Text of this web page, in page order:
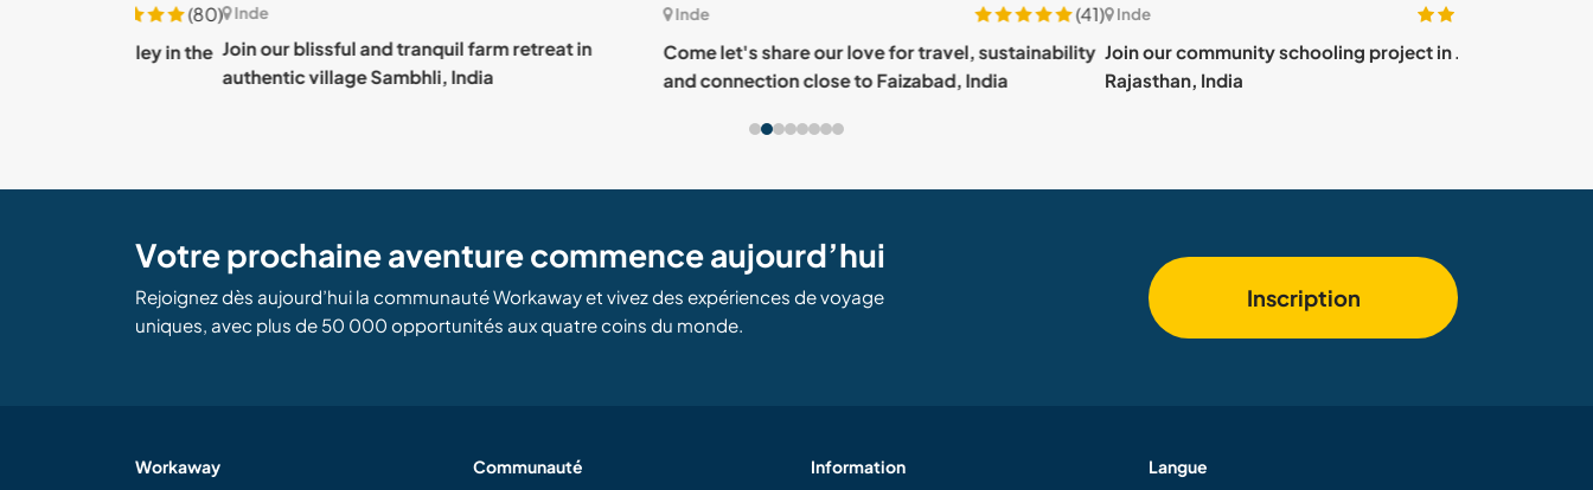
Inde
Join our blissful and tranquil farm retreat in
authentic village Sambhli, India
(41)
Come let's share our love for travel, sustainability
and connection close to Faizabad, India
Inde
(15)
Join our community schooling project in Jaipur,
Rajasthan, India
Votre prochaine aventure commence aujourd’hui
Rejoignez dès aujourd’hui la communauté Workaway et vivez des expériences de voyage
uniques, avec plus de 50 000 opportunités aux quatre coins du monde.
Inscription
Workaway Communauté Information Langue